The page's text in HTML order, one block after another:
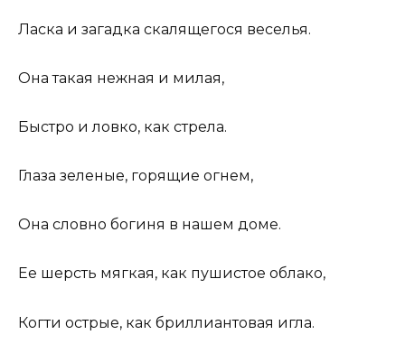
Ласка и загадка скалящегося веселья.
Она такая нежная и милая,
Быстро и ловко, как стрела.
Глаза зеленые, горящие огнем,
Она словно богиня в нашем доме.
Ее шерсть мягкая, как пушистое облако,
Когти острые, как бриллиантовая игла.